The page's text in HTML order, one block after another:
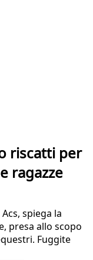
riscatti per
ragazze
spiega la
presa allo scopo
Fuggite